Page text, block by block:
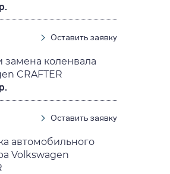
Оставить заявку
замена коленвала
CRAFTER
Оставить заявку
автомобильного
Volkswagen